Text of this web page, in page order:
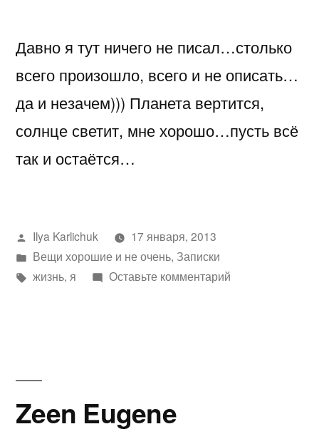
Давно я тут ничего не писал…столько
всего произошло, всего и не описать…
да и незачем))) Планета вертится,
солнце светит, мне хорошо…пусть всё
так и остаётся…
Написано
автором
Ilya Karlichuk
17 января, 2013
Написано
в
Вещи хорошие и не очень, Записки
Метки:
жизнь, я Оставьте комментарийк
Zeen Eugene